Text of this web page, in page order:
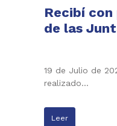
Recibí
de las
19 de Julio de
realizado…
Leer